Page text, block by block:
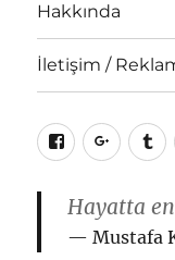
Hakkında
İletişim /
Facebook
Hayatta
Mustafa